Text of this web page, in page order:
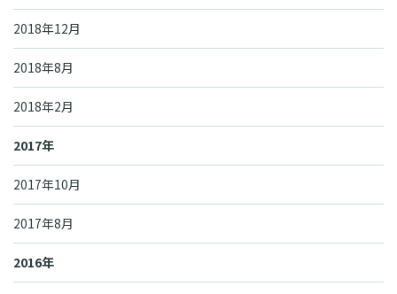
2018年12月
2018年8月
2018年2月
2017年
2017年10月
2017年8月
2016年